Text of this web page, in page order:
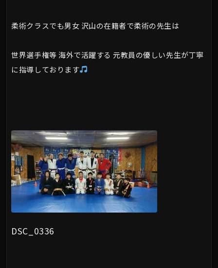
柔術クラスでも男女 沢山の在籍者で柔術の先生は
世界選手権等 海外で活躍する 元教員の優しい先生が丁寧
に指導しております
DSC_0336